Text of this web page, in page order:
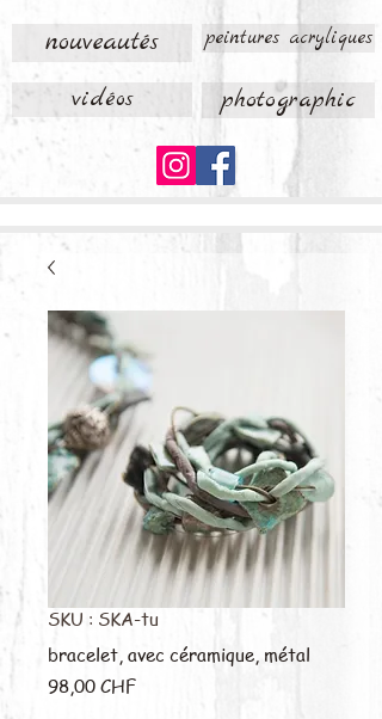
nouveautés peintures acryliques
vidéos photographic
SKU : SKA-tu
bracelet, avec céramique, métal
98,00 CHFPrix